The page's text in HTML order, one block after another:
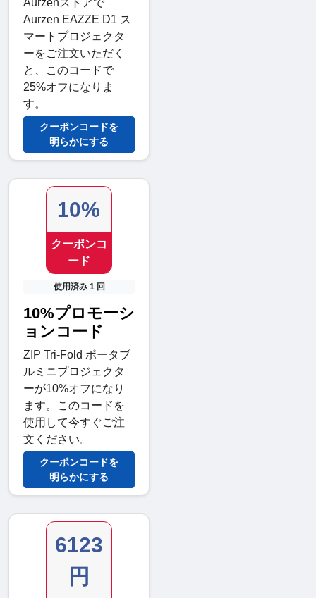
Aurzenストアで
Aurzen EAZZE D1 ス
マートプロジェクタ
ーをご注文いただく
と、このコードで
25%オフになりま
す。
クーポンコードを
明らかにする
10%
クーポンコ
ード
使用済み 1 回
10%プロモーシ
ョンコード
ZIP Tri-Fold ポータブ
ルミニプロジェクタ
ーが10%オフになり
ます。このコードを
使用して今すぐご注
文ください。
クーポンコードを
明らかにする
6123
円